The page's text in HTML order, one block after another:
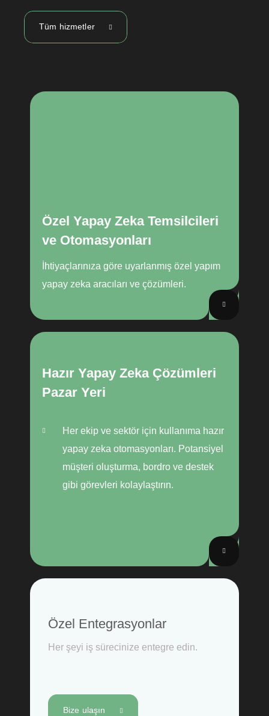
Tüm hizmetler
Özel Yapay Zeka Temsilcileri
ve Otomasyonları
İhtiyaçlarınıza göre uyarlanmış özel yapım
yapay zeka aracıları ve çözümleri.
Hazır Yapay Zeka Çözümleri
Pazar Yeri
Her ekip ve sektör için kullanıma hazır
yapay zeka otomasyonları. Potansiyel
müşteri oluşturma, bordro ve destek
gibi görevleri kolaylaştırın.
Özel Entegrasyonlar
Her şeyi iş sürecinize entegre edin.
Bize ulaşın